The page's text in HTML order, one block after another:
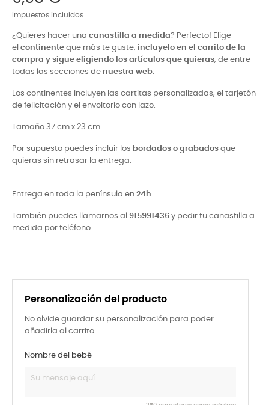
Impuestos incluidos
¿Quieres hacer una canastilla a medida? Perfecto! Elige
el continente que más te guste, incluyelo en el carrito de la
compra y sigue eligiendo los artículos que quieras, de entre
todas las secciones de nuestra web.
Los continentes incluyen las cartitas personalizadas, el tarjetón
de felicitación y el envoltorio con lazo.
Tamaño 37 cm x 23 cm
Por supuesto puedes incluir los bordados o grabados que
quieras sin retrasar la entrega.
Entrega en toda la península en 24h.
También puedes llamarnos al 915991436 y pedir tu canastilla a
medida por teléfono.
Personalización del producto
No olvide guardar su personalización para poder
añadirla al carrito
Nombre del bebé